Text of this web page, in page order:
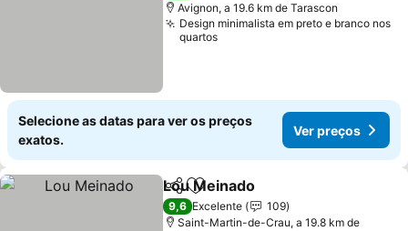
Avignon, a 19.6 km de Tarascon
Design minimalista em preto e branco nos
quartos
Selecione as datas para ver os preços
exatos.
Ver preços
PartilharAdicionar aos favoritos
Lou Meinado
9,6 Excelente
109
Saint-Martin-de-Crau, a 19.8 km de